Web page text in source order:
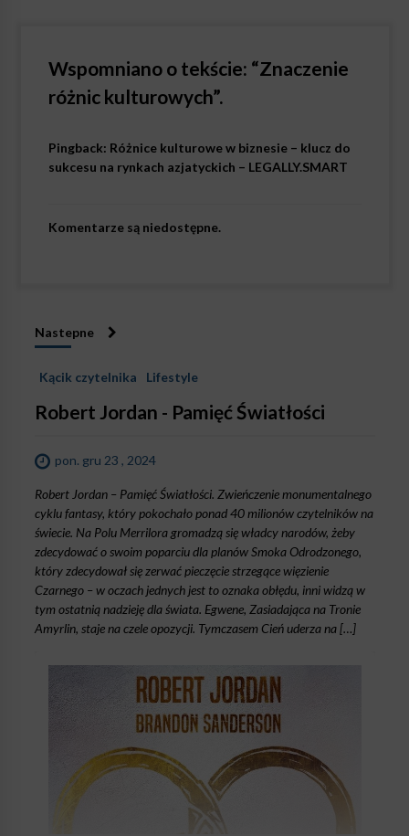
Wspomniano o tekście: “Znaczenie
różnic kulturowych”.
Pingback: Różnice kulturowe w biznesie – klucz do
sukcesu na rynkach azjatyckich – LEGALLY.SMART
Komentarze są niedostępne.
Nastepne
Kącik czytelnika Lifestyle
Robert Jordan - Pamięć Światłości
pon. gru 23 , 2024
Robert Jordan – Pamięć Światłości. Zwieńczenie monumentalnego
cyklu fantasy, który pokochało ponad 40 milionów czytelników na
świecie. Na Polu Merrilora gromadzą się władcy narodów, żeby
zdecydować o swoim poparciu dla planów Smoka Odrodzonego,
który zdecydował się zerwać pieczęcie strzegące więzienie
Czarnego – w oczach jednych jest to oznaka obłędu, inni widzą w
tym ostatnią nadzieję dla świata. Egwene, Zasiadająca na Tronie
Amyrlin, staje na czele opozycji. Tymczasem Cień uderza na […]